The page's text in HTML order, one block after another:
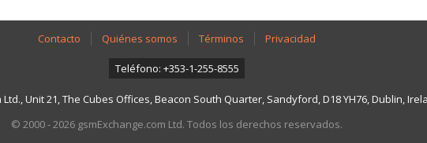
Contacto Quiénes somos Términos Privacidad
Teléfono: +353-1-255-8555
Ltd., Unit 21, The Cubes Offices, Beacon South Quarter, Sandyford, D18 YH76, Dublin,
© 2000 - 2026 gsmExchange.com Ltd. Todos los derechos reservados.